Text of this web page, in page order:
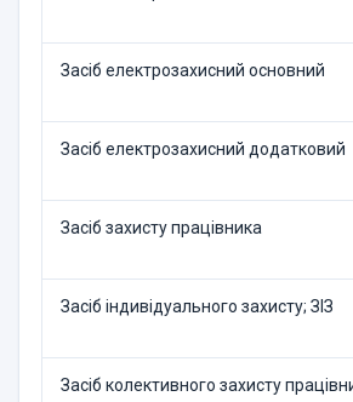
Засіб електрозахисний основний
Засіб електрозахисний додатковий
Засіб захисту працівника
Засіб індивідуального захисту; ЗІЗ
Засіб колективного захисту